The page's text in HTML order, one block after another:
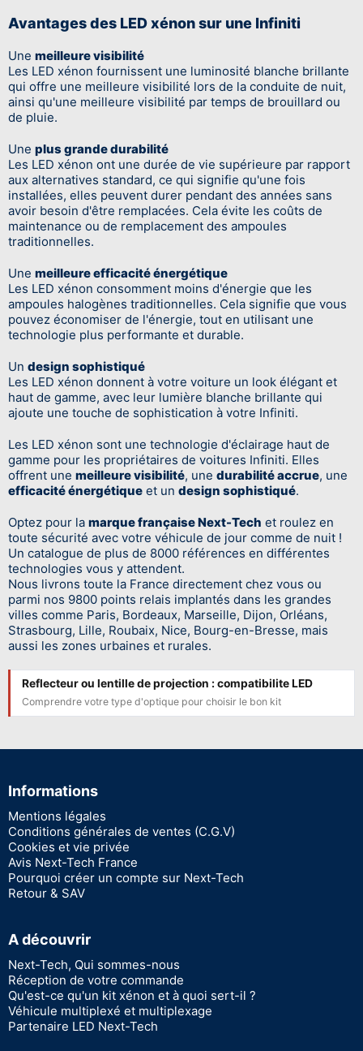
Avantages des LED xénon sur une Infiniti
Une meilleure visibilité
Les LED xénon fournissent une luminosité blanche brillante
qui offre une meilleure visibilité lors de la conduite de nuit,
ainsi qu'une meilleure visibilité par temps de brouillard ou
de pluie.
Une plus grande durabilité
Les LED xénon ont une durée de vie supérieure par rapport
aux alternatives standard, ce qui signifie qu'une fois
installées, elles peuvent durer pendant des années sans
avoir besoin d'être remplacées. Cela évite les coûts de
maintenance ou de remplacement des ampoules
traditionnelles.
Une meilleure efficacité énergétique
Les LED xénon consomment moins d'énergie que les
ampoules halogènes traditionnelles. Cela signifie que vous
pouvez économiser de l'énergie, tout en utilisant une
technologie plus performante et durable.
Un design sophistiqué
Les LED xénon donnent à votre voiture un look élégant et
haut de gamme, avec leur lumière blanche brillante qui
ajoute une touche de sophistication à votre Infiniti.
Les LED xénon sont une technologie d'éclairage haut de
gamme pour les propriétaires de voitures Infiniti. Elles
offrent une meilleure visibilité, une durabilité accrue, une
efficacité énergétique et un design sophistiqué.
Optez pour la marque française Next-Tech et roulez en
toute sécurité avec votre véhicule de jour comme de nuit !
Un catalogue de plus de 8000 références en différentes
technologies vous y attendent.
Nous livrons toute la France directement chez vous ou
parmi nos 9800 points relais implantés dans les grandes
villes comme Paris, Bordeaux, Marseille, Dijon, Orléans,
Strasbourg, Lille, Roubaix, Nice, Bourg-en-Bresse, mais
aussi les zones urbaines et rurales.
Reflecteur ou lentille de projection : compatibilite LED
Comprendre votre type d'optique pour choisir le bon kit
Informations
Mentions légales
Conditions générales de ventes (C.G.V)
Cookies et vie privée
Avis Next-Tech France
Pourquoi créer un compte sur Next-Tech
Retour & SAV
A découvrir
Next-Tech, Qui sommes-nous
Réception de votre commande
Qu'est-ce qu'un kit xénon et à quoi sert-il ?
Véhicule multiplexé et multiplexage
Partenaire LED Next-Tech